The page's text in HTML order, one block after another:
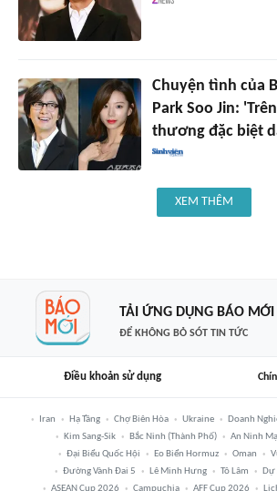
Chuyện tình của
Park Soo Jin:
thương đặc biệt
XEM THÊM
TẢI ỨNG DỤNG BÁO MỚI
ĐỂ KHÔNG BỎ SÓT TIN TỨC
Điều khoản sử dụng
Iran Hạ Tầng Chợ Biên Hòa Ukraine Doanh
Kim Sang-Sik
Bắc Ninh (thành Phố) An Ninh
Đại Biểu Quốc Hội
Eo Biển Hormuz Oman
Đường Vành Đai 5
Lê Minh Hưng Tô Lâm
Dự
ASEAN Cup 2026
Campuchia AFF Cup 2026